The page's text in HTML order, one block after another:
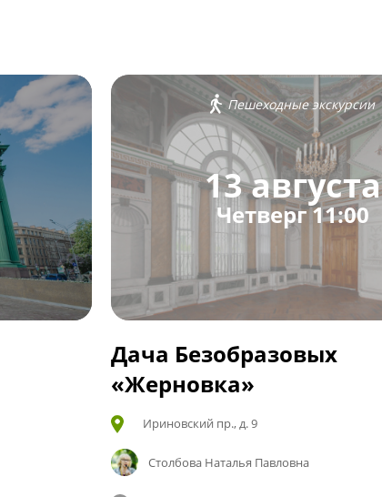
Пешеходные экскурсии
13 августа
Четверг 11:00
Дача Безобразовых
«Жерновка»
Ириновский пр., д. 9
Столбова Наталья Павловна